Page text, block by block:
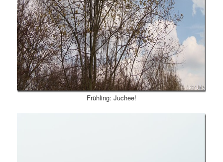
Frühling: Juchee!